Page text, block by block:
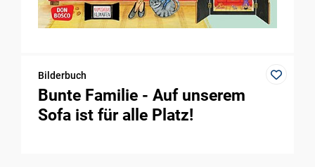
Bilderbuch
Bunte Familie - Auf unserem
Sofa ist für alle Platz!